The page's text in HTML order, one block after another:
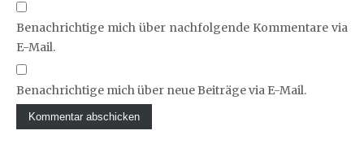
Benachrichtige mich über nachfolgende Kommentare via
E-Mail.
Benachrichtige mich über neue Beiträge via E-Mail.